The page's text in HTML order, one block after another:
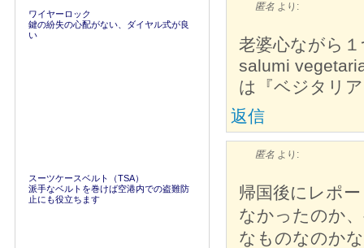
匿名 より:
老婆心ながら
salumi
は『ベジタリ
返信
匿名 より:
帰国後にレポ
なかったのか
なものなのか
ワイヤーロック
鍵の紛失の心配がない、ダイヤル式が良
い
スーツケースベルト（TSA）
派手なベルトを巻けば空港内での盗難防
止にも役立ちます